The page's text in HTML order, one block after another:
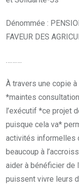
Dénommée :
FAVEUR DES
……….
À travers une copie
*maintes
l’exécutif *ce projet
puisque cela va*
activités informelles
beaucoup à
aider à bénéficier de
puissent vivre leurs